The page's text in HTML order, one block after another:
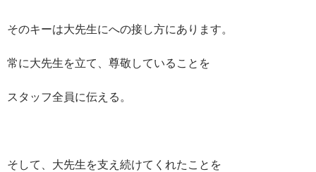
そのキーは大先生にへの接し方にあります。
常に大先生を立て、尊敬していることを
スタッフ全員に伝える。
そして、大先生を支え続けてくれたことを